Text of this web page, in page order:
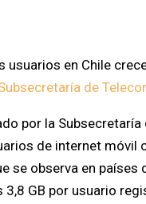
usuarios en Chile
de
por la Subsecretaría
de internet móvil
se observa en
GB por usuario